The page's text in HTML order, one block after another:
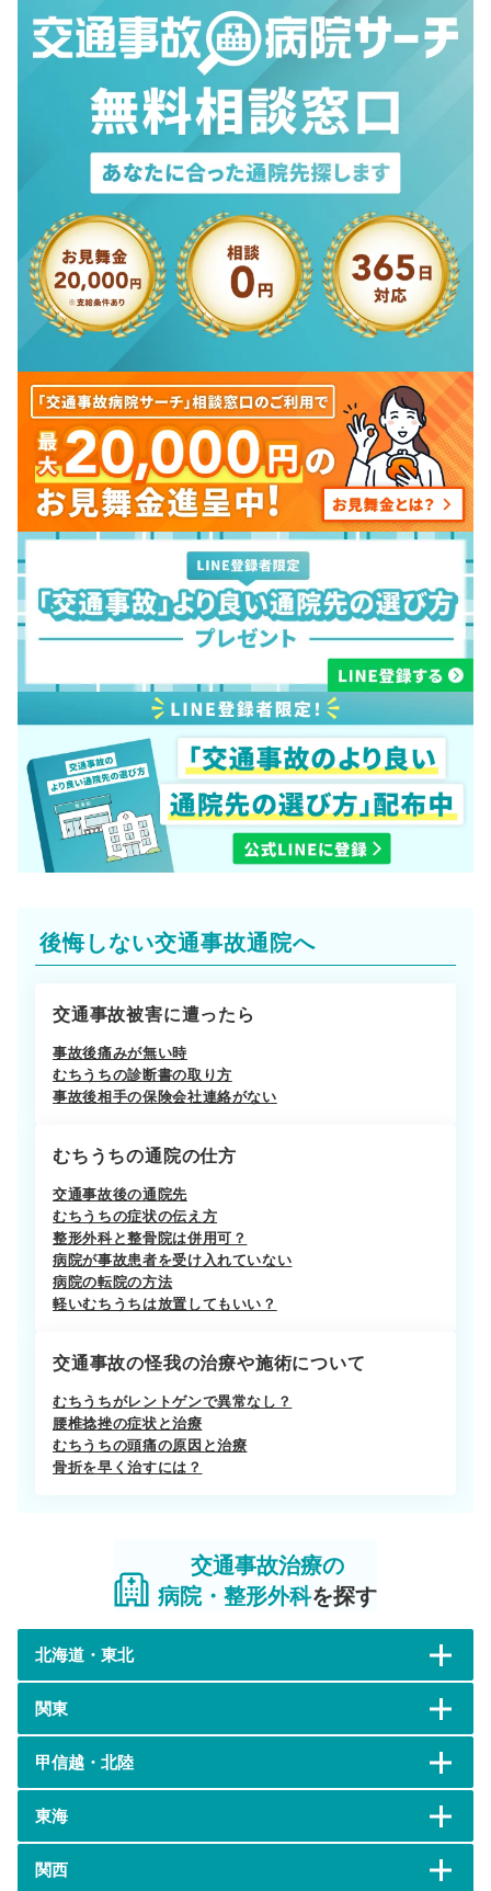
後悔しない交通事故通院へ
交通事故被害に遭ったら
事故後痛みが無い時
むちうちの診断書の取り方
事故後相手の保険会社連絡がない
むちうちの通院の仕方
交通事故後の通院先
むちうちの症状の伝え方
整形外科と整骨院は併用可？
病院が事故患者を受け入れていない
病院の転院の方法
軽いむちうちは放置してもいい？
交通事故の怪我の治療や施術について
むちうちがレントゲンで異常なし？
腰椎捻挫の症状と治療
むちうちの頭痛の原因と治療
骨折を早く治すには？
交通事故治療の
病院・整形外科を探す
北海道・東北
関東
甲信越・北陸
東海
関西